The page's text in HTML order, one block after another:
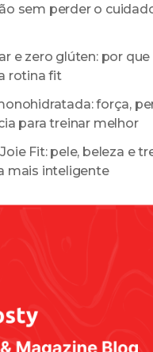
sem perder o
e zero glúten: por que
rotina fit
força,
para treinar melhor
Fit: pele, beleza e
mais inteligente